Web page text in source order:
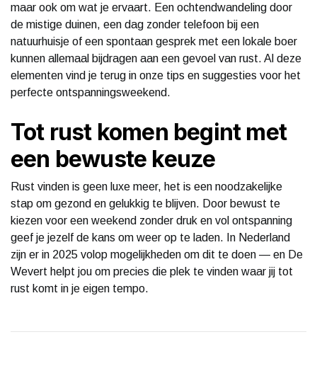
maar ook om wat je ervaart. Een ochtendwandeling door
de mistige duinen, een dag zonder telefoon bij een
natuurhuisje of een spontaan gesprek met een lokale boer
kunnen allemaal bijdragen aan een gevoel van rust. Al deze
elementen vind je terug in onze tips en suggesties voor het
perfecte ontspanningsweekend.
Tot rust komen begint met
een bewuste keuze
Rust vinden is geen luxe meer, het is een noodzakelijke
stap om gezond en gelukkig te blijven. Door bewust te
kiezen voor een weekend zonder druk en vol ontspanning
geef je jezelf de kans om weer op te laden. In Nederland
zijn er in 2025 volop mogelijkheden om dit te doen — en De
Wevert helpt jou om precies die plek te vinden waar jij tot
rust komt in je eigen tempo.